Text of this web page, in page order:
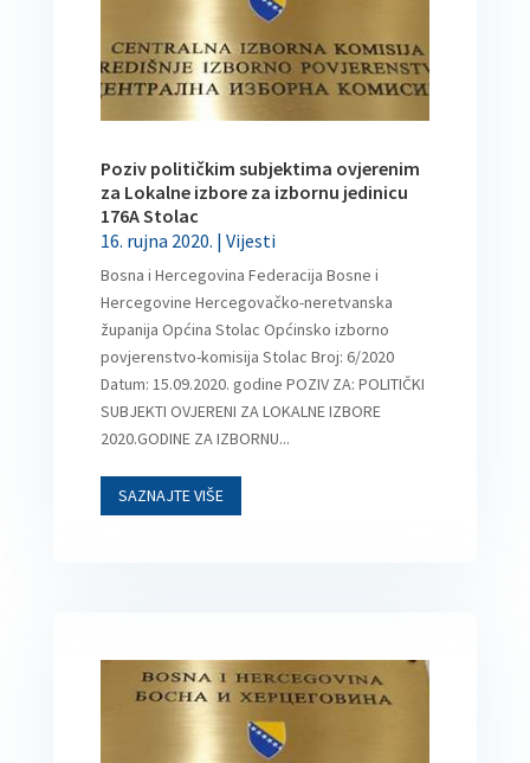
Poziv političkim subjektima ovjerenim
za Lokalne izbore za izbornu jedinicu
176A Stolac
16. rujna 2020. | Vijesti
Bosna i Hercegovina Federacija Bosne i
Hercegovine Hercegovačko-neretvanska
županija Općina Stolac Općinsko izborno
povjerenstvo-komisija Stolac Broj: 6/2020
Datum: 15.09.2020. godine POZIV ZA: POLITIČKI
SUBJEKTI OVJERENI ZA LOKALNE IZBORE
2020.GODINE ZA IZBORNU...
SAZNAJTE VIŠE